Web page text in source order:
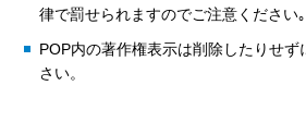
律で罰せられますのでご注意ください｡
POP内の著作権表示は削除したりせ
さい。